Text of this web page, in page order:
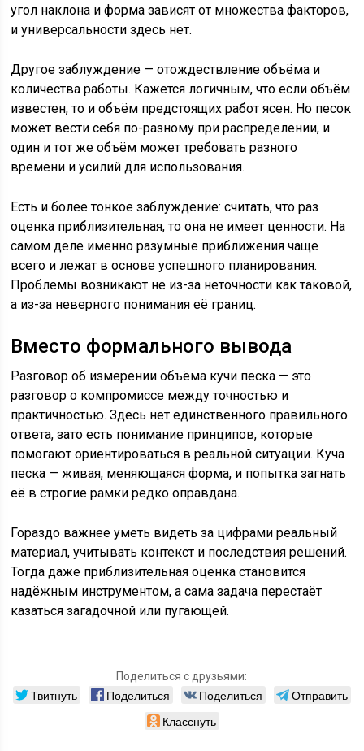
угол наклона и форма зависят от множества факторов,
и универсальности здесь нет.
Другое заблуждение — отождествление объёма и
количества работы. Кажется логичным, что если объём
известен, то и объём предстоящих работ ясен. Но песок
может вести себя по-разному при распределении, и
один и тот же объём может требовать разного
времени и усилий для использования.
Есть и более тонкое заблуждение: считать, что раз
оценка приблизительная, то она не имеет ценности. На
самом деле именно разумные приближения чаще
всего и лежат в основе успешного планирования.
Проблемы возникают не из-за неточности как таковой,
а из-за неверного понимания её границ.
Вместо формального вывода
Разговор об измерении объёма кучи песка — это
разговор о компромиссе между точностью и
практичностью. Здесь нет единственного правильного
ответа, зато есть понимание принципов, которые
помогают ориентироваться в реальной ситуации. Куча
песка — живая, меняющаяся форма, и попытка загнать
её в строгие рамки редко оправдана.
Гораздо важнее уметь видеть за цифрами реальный
материал, учитывать контекст и последствия решений.
Тогда даже приблизительная оценка становится
надёжным инструментом, а сама задача перестаёт
казаться загадочной или пугающей.
Поделиться с друзьями:
Твитнуть Поделиться Поделиться
Отправить
Класснуть